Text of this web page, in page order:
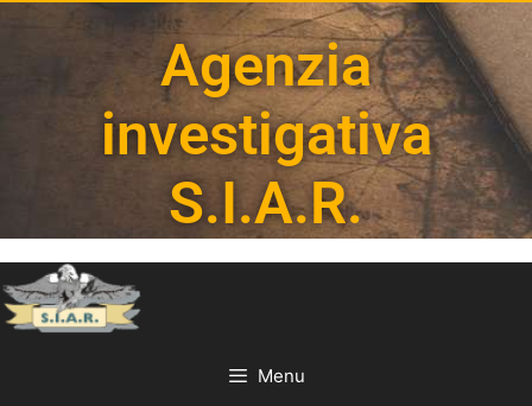
Agenzia
investigativa
S.I.A.R.
Menu